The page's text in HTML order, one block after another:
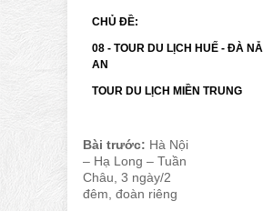
CHỦ ĐỀ:
08 - TOUR DU LỊCH HUẾ - ĐÀ
AN
TOUR DU LỊCH MIỀN TRUNG
Bài trước: Hà Nội
– Hạ Long – Tuần
Châu, 3 ngày/2
đêm, đoàn riêng